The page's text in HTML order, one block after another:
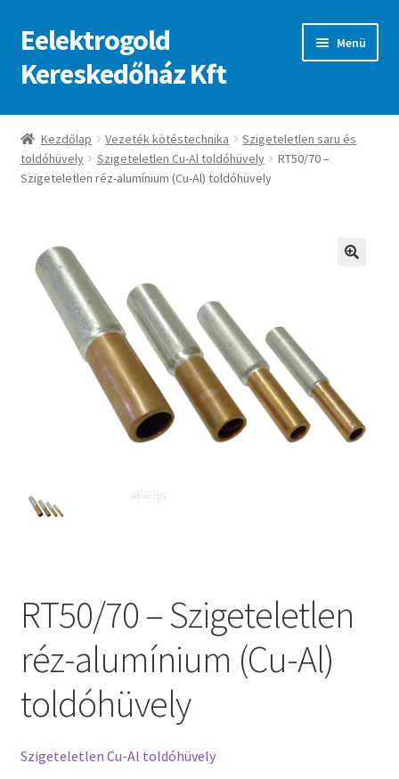
Ugrás
a
navigációhoz
Kilépés
a
tartalomba
Eelektrogold
Kereskedőház Kft
Menü
Kezdőlap
A fiókom
ajanlatkeres
Kezdőlap Vezeték kötéstechnika
Szigeteletlen saru és
toldóhüvely
Szigeteletlen Cu-Al toldóhüvely
RT50/70 –
Szigeteletlen réz-alumínium (Cu-Al) toldóhüvely
RT50/70 – Szigeteletlen
réz-alumínium (Cu-Al)
toldóhüvely
Szigeteletlen Cu-Al toldóhüvely